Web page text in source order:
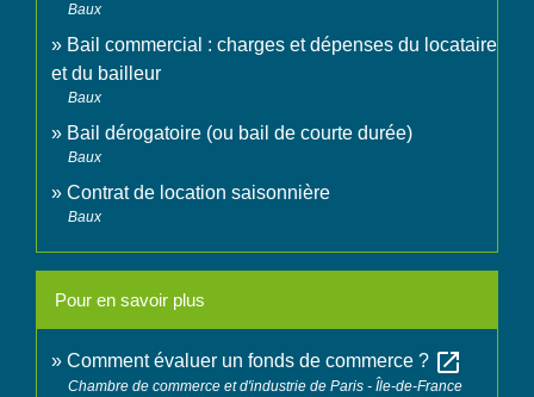
Baux
Bail commercial : charges et dépenses du locataire
et du bailleur
Baux
Bail dérogatoire (ou bail de courte durée)
Baux
Contrat de location saisonnière
Baux
Pour en savoir plus
Comment évaluer un fonds de commerce ? open_in_new
Chambre de commerce et d'industrie de Paris - Île-de-France